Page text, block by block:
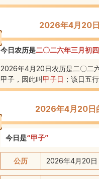
2026年4月20
今日农历是二〇二六年三月初四
2026年4月20日农历是二〇二
甲子，因此叫甲子日 ； 该日五
2026年4月20日
今日是“甲子”
公历 2026年4月20日